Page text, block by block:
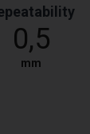
0,5
mm